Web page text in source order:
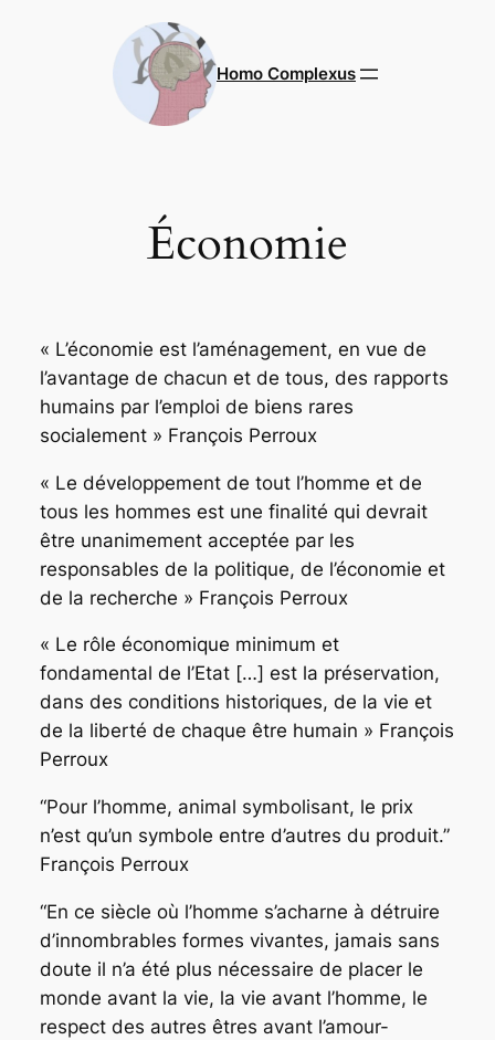
Homo Complexus
Économie
« L’économie est l’aménagement, en vue de
l’avantage de chacun et de tous, des rapports
humains par l’emploi de biens rares
socialement » François Perroux
« Le développement de tout l’homme et de
tous les hommes est une finalité qui devrait
être unanimement acceptée par les
responsables de la politique, de l’économie et
de la recherche » François Perroux
« Le rôle économique minimum et
fondamental de l’Etat […] est la préservation,
dans des conditions historiques, de la vie et
de la liberté de chaque être humain » François
Perroux
“Pour l’homme, animal symbolisant, le prix
n’est qu’un symbole entre d’autres du produit.”
François Perroux
“En ce siècle où l’homme s’acharne à détruire
d’innombrables formes vivantes, jamais sans
doute il n’a été plus nécessaire de placer le
monde avant la vie, la vie avant l’homme, le
respect des autres êtres avant l’amour-